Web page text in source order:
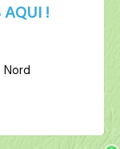
AQUI !
Nord